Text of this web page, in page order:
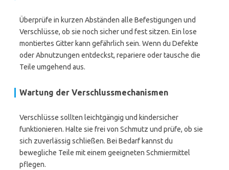
Überprüfe in kurzen Abständen alle Befestigungen und
Verschlüsse, ob sie noch sicher und fest sitzen. Ein lose
montiertes Gitter kann gefährlich sein. Wenn du Defekte
oder Abnutzungen entdeckst, repariere oder tausche die
Teile umgehend aus.
Wartung der Verschlussmechanismen
Verschlüsse sollten leichtgängig und kindersicher
funktionieren. Halte sie frei von Schmutz und prüfe, ob sie
sich zuverlässig schließen. Bei Bedarf kannst du
bewegliche Teile mit einem geeigneten Schmiermittel
pflegen.